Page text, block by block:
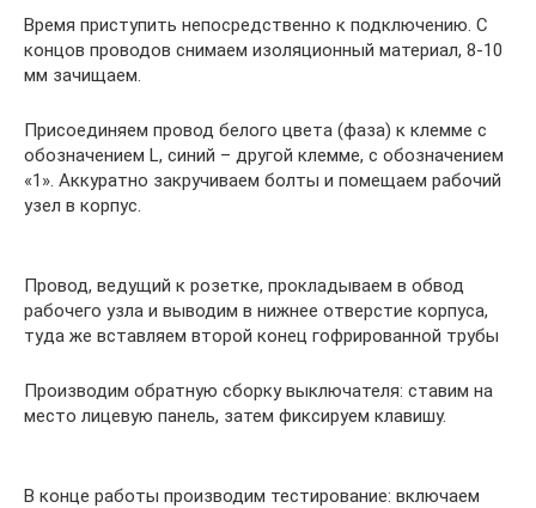
Время приступить непосредственно к подключению. С
концов проводов снимаем изоляционный материал, 8-10
мм зачищаем.
Присоединяем провод белого цвета (фаза) к клемме с
обозначением L, синий – другой клемме, с обозначением
«1». Аккуратно закручиваем болты и помещаем рабочий
узел в корпус.
Провод, ведущий к розетке, прокладываем в обвод
рабочего узла и выводим в нижнее отверстие корпуса,
туда же вставляем второй конец гофрированной трубы
Производим обратную сборку выключателя: ставим на
место лицевую панель, затем фиксируем клавишу.
В конце работы производим тестирование: включаем